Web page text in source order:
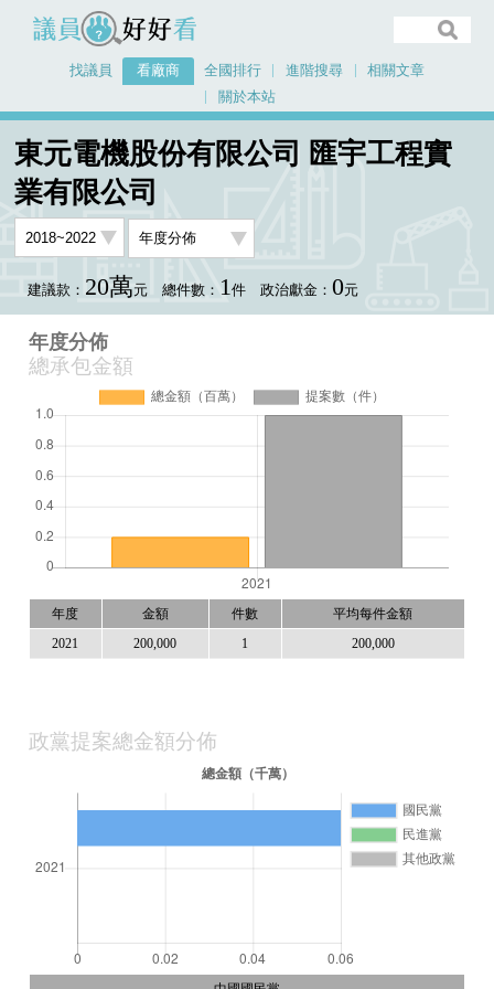
議員好好看
找議員 看廠商 全國排行 進階搜尋
相關文章
關於本站
東元電機股份有限公司 匯宇工程實業有限公司
東元電機股份有限公司 匯宇工程實
業有限公司
建議款： 20萬元 總件數： 1件 政治獻金： 0元
年度分佈
總承包金額
年度 金額 件數 平均每件金額
2021 200,000 1 200,000
政黨提案總金額分佈